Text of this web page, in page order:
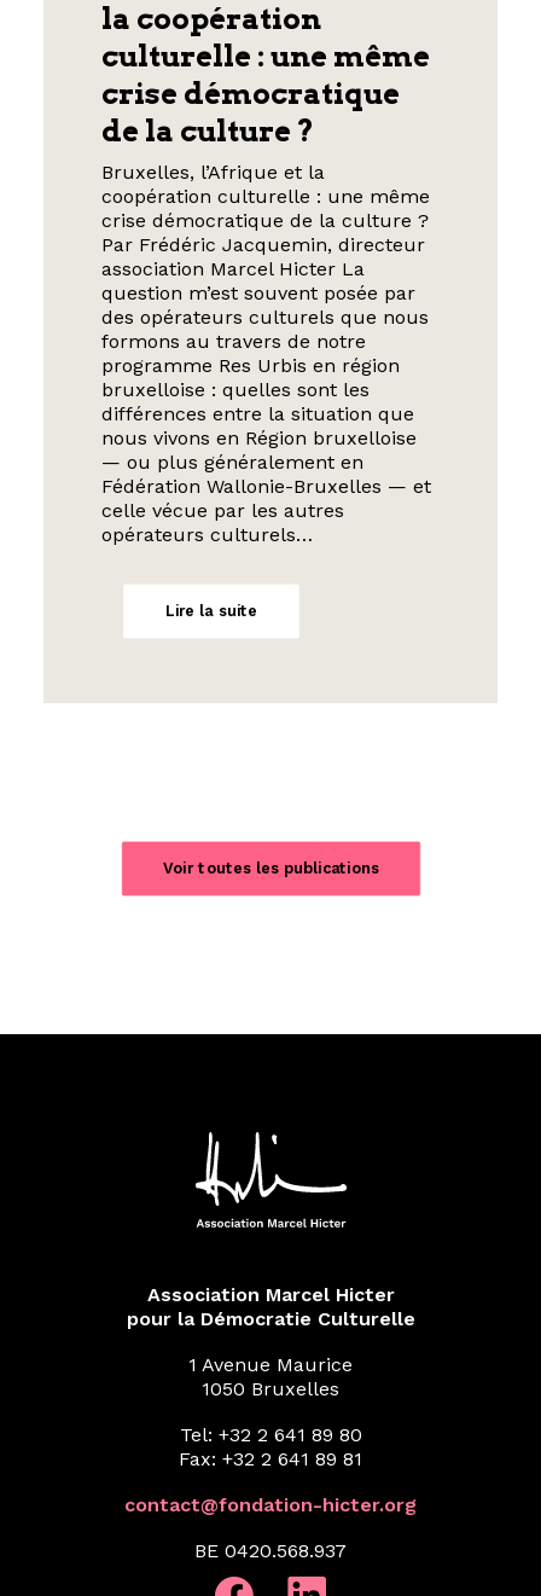
la coopération
culturelle : une même
crise démocratique
de la culture ?
Bruxelles, l’Afrique et la
coopération culturelle : une même
crise démocratique de la culture ?
Par Frédéric Jacquemin, directeur
association Marcel Hicter La
question m’est souvent posée par
des opérateurs culturels que nous
formons au travers de notre
programme Res Urbis en région
bruxelloise : quelles sont les
différences entre la situation que
nous vivons en Région bruxelloise
— ou plus généralement en
Fédération Wallonie-Bruxelles — et
celle vécue par les autres
opérateurs culturels…
Lire la suite
Voir toutes les publications
Association Marcel Hicter
pour la Démocratie Culturelle
1 Avenue Maurice
1050 Bruxelles
Tel: +32 2 641 89 80
Fax: +32 2 641 89 81
contact@fondation-hicter.org
BE 0420.568.937